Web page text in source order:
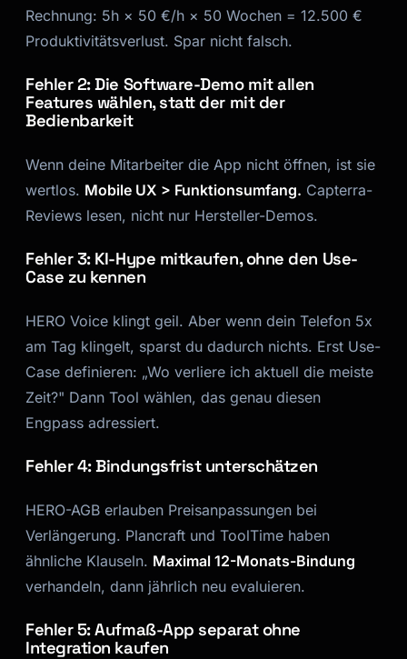
Rechnung: 5h × 50 €/h × 50 Wochen = 12.500 €
Produktivitätsverlust. Spar nicht falsch.
Fehler 2: Die Software-Demo mit allen
Features wählen, statt der mit der
Bedienbarkeit
Wenn deine Mitarbeiter die App nicht öffnen, ist sie
wertlos. Mobile UX > Funktionsumfang. Capterra-
Reviews lesen, nicht nur Hersteller-Demos.
Fehler 3: KI-Hype mitkaufen, ohne den Use-
Case zu kennen
HERO Voice klingt geil. Aber wenn dein Telefon 5x
am Tag klingelt, sparst du dadurch nichts. Erst Use-
Case definieren: „Wo verliere ich aktuell die meiste
Zeit?" Dann Tool wählen, das genau diesen
Engpass adressiert.
Fehler 4: Bindungsfrist unterschätzen
HERO-AGB erlauben Preisanpassungen bei
Verlängerung. Plancraft und ToolTime haben
ähnliche Klauseln. Maximal 12-Monats-Bindung
verhandeln, dann jährlich neu evaluieren.
Fehler 5: Aufmaß-App separat ohne
Integration kaufen